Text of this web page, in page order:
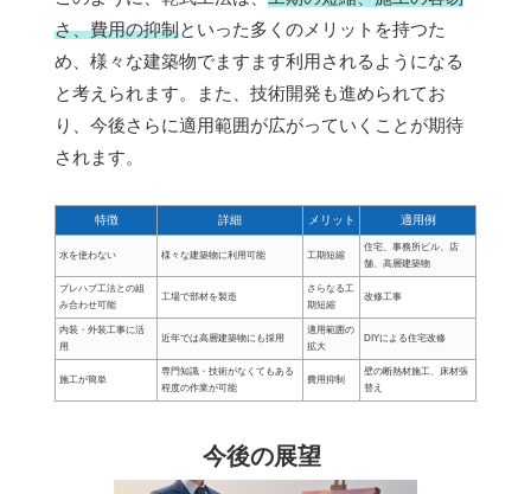
さ、費用の抑制といった多くのメリットを持つた
め、様々な建築物でますます利用されるようになる
と考えられます。また、技術開発も進められてお
り、今後さらに適用範囲が広がっていくことが期待
されます。
特徴 詳細 メリット 適用例
水を使わない 様々な建築物に利用可能 工期短縮
住宅、事務所ビル、店
舗、高層建築物
プレハブ工法との組
み合わせ可能
工場で部材を製造
さらなる工
期短縮
改修工事
内装・外装工事に活
用
近年では高層建築物にも採用
適用範囲の
拡大
DIYによる住宅改修
施工が簡単
専門知識・技術がなくてもある
程度の作業が可能
費用抑制
壁の断熱材施工、床材張
替え
今後の展望